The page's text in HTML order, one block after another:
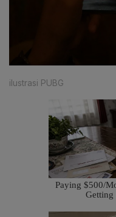
ilustrasi PUBG